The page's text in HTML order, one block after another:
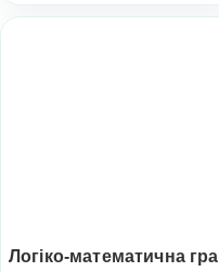
Логіко-математична гра